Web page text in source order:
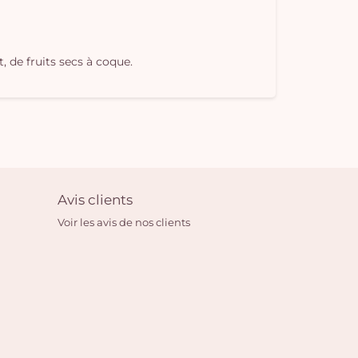
de fruits secs à coque.
Avis clients
Voir les avis de nos clients